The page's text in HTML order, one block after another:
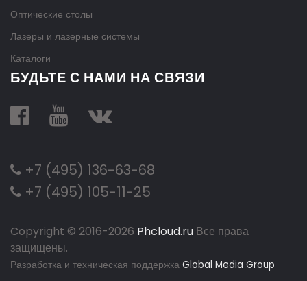
Оптические столы
Лазеры и лазерные системы
Каталоги
БУДЬТЕ С НАМИ НА СВЯЗИ
+7 (495) 136-63-68
+7 (495) 105-11-25
Copyright © 2016-2026 Phcloud.ru Все права
защищены.
Разработка и техническая поддержка Global Media Group